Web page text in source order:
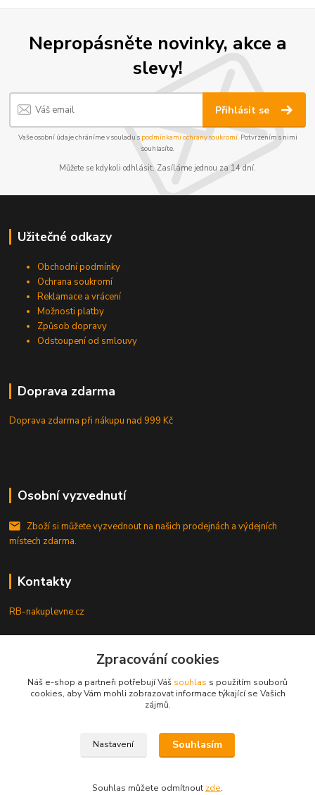
Nepropásněte novinky, akce a
slevy!
Přihlásit se
Vaše osobní údaje chráníme v souladu s podmínkami ochrany soukromí. Potvrzením s nimi
souhlasíte.
Můžete se kdykoli odhlásit. Zasíláme jednou za 14 dní.
Užitečné odkazy
Obchodní podmínky
Ochrana soukromí
Reklamace a vrácení
Možnosti platby
Způsob dopravy
Odstoupení od smlouvy
Doprava zdarma
Doprava zdarma při nákupunad 999 Kč
Osobní vyzvednutí
Zboží si můžete vyzvednout na našich prodejnách a výdejních
místech zdarma.
Kontakty
RB-nakuplevne.cz
+420 222722421
info@rb-nakuplevne.cz
Zpracování cookies
Náš e-shop a partneři potřebují Váš souhlas s použitím souborů
cookies, aby Vám mohli zobrazovat informace týkající se Vašich
zájmů.
Nastavení Souhlasím
Souhlas můžete odmítnout zde.